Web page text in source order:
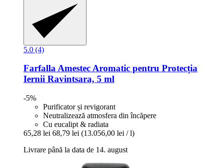
5.0 (4)
FarfallaAmestec Aromatic pentru Protecția
Iernii Ravintsara, 5 ml
-5%
Purificator și revigorant
Neutralizează atmosfera din încăpere
Cu eucalipt & radiata
65,28 lei 68,79 lei (13.056,00 lei / l)
Livrare până la data de 14. august